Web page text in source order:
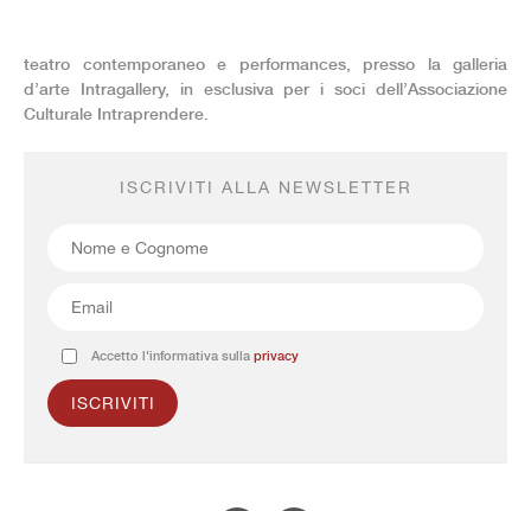
teatro contemporaneo e performances, presso la galleria
d’arte Intragallery, in esclusiva per i soci dell’Associazione
Culturale Intraprendere.
ISCRIVITI ALLA NEWSLETTER
Accetto l'informativa sulla privacy